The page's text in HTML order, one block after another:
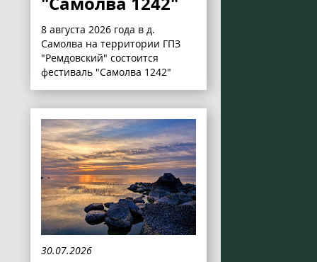
8 августа 2026 года в д.
Самолва на территории ГПЗ
"Ремдовский" состоится
фестиваль "Самолва 1242"
30.07.2026